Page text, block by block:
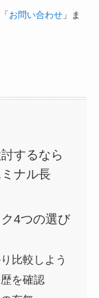
お問い合わせ」ま
するなら
ナル長
4つの選び
比較しよう
を確認